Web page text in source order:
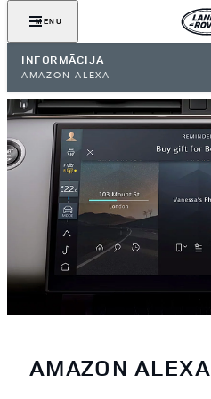
MENU
INFORMĀCIJA
AMAZON ALEXA
AMAZON ALEXA